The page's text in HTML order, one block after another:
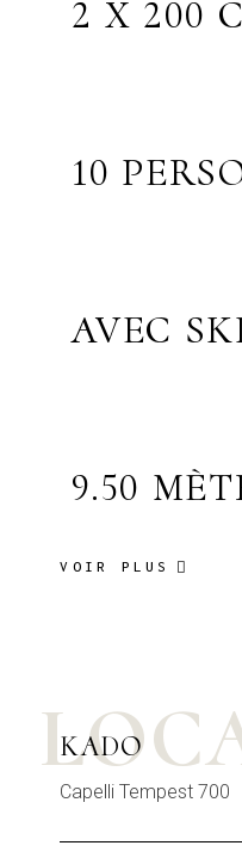
2 X 200
10
AVEC
9.50
VOIR PLUS
KADO
Capelli Tempest 700